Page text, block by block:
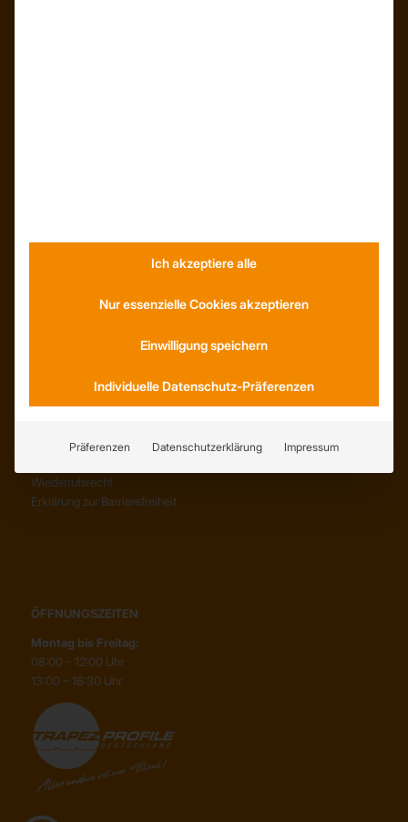
Abholung
Wiederrufsrecht
Erklärung zur Barrierefreiheit
ÖFFNUNGSZEITEN
Montag bis Freitag:
08:00 – 12:00 Uhr
13:00 – 16:30 Uhr
Ich akzeptiere alle
Nur essenzielle Cookies akzeptieren
Einwilligung speichern
Individuelle Datenschutz-Präferenzen
Präferenzen Datenschutzerklärung Impressum